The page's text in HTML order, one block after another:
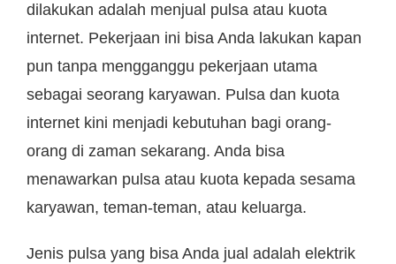
dilakukan adalah menjual pulsa atau kuota
internet. Pekerjaan ini bisa Anda lakukan kapan
pun tanpa mengganggu pekerjaan utama
sebagai seorang karyawan. Pulsa dan kuota
internet kini menjadi kebutuhan bagi orang-
orang di zaman sekarang. Anda bisa
menawarkan pulsa atau kuota kepada sesama
karyawan, teman-teman, atau keluarga.
Jenis pulsa yang bisa Anda jual adalah elektrik